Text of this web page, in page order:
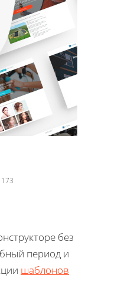
173
без
период и
шаблонов